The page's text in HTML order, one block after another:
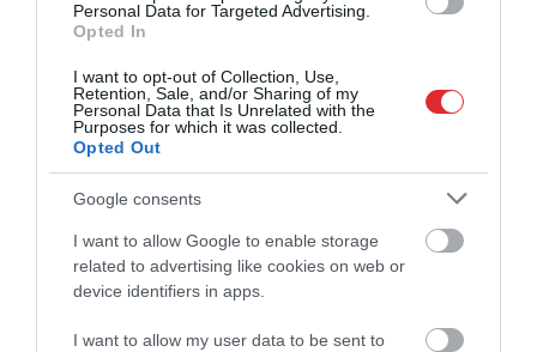
Personal Data for Targeted Advertising.
Opted In
I want to opt-out of Collection, Use,
Retention, Sale, and/or Sharing of my
Personal Data that Is Unrelated with the
Purposes for which it was collected.
Opted Out
Google consents
I want to allow Google to enable storage
related to advertising like cookies on web or
device identifiers in apps.
I want to allow my user data to be sent to